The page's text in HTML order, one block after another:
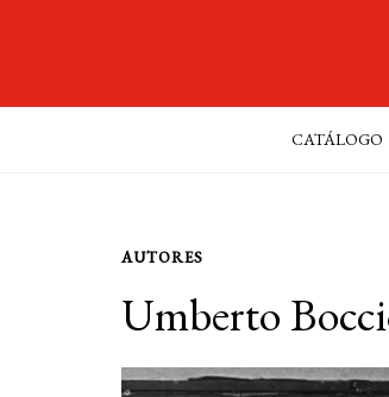
CATÁLOGO
AUTORES
Umberto